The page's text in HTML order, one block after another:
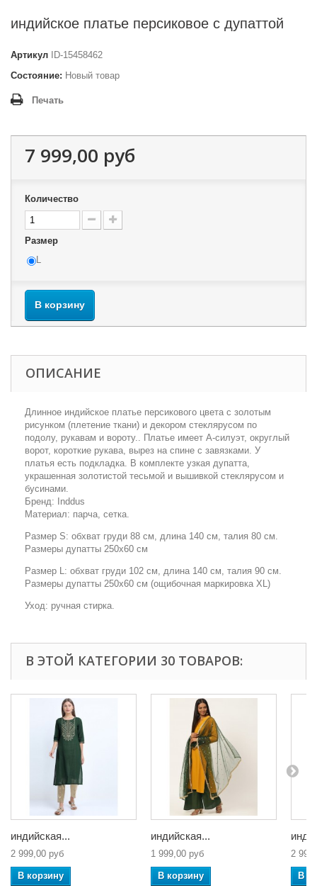
индийское платье персиковое с дупаттой
Артикул
ID-15458462
Состояние: Новый товар
Печать
7 999,00 руб
Количество
Размер
L
В корзину
ОПИСАНИЕ
Длинное индийское платье персикового цвета с золотым
рисунком (плетение ткани) и декором стеклярусом по
подолу, рукавам и вороту.. Платье имеет А-силуэт, округлый
ворот, короткие рукава, вырез на спине с завязками. У
платья есть подкладка. В комплекте узкая дупатта,
украшенная золотистой тесьмой и вышивкой стеклярусом и
бусинами.
Бренд: Inddus
Материал: парча, сетка.
Размер S: обхват груди 88 см, длина 140 см, талия 80 см.
Размеры дупатты 250х60 см
Размер L: обхват груди 102 см, длина 140 см, талия 90 см.
Размеры дупатты 250х60 см (ощибочная маркировка XL)
Уход: ручная стирка.
В ЭТОЙ КАТЕГОРИИ 30 ТОВАРОВ:
индийская...
2 999,00 руб
В корзину
индийская...
1 999,00 руб
В корзину
2
В